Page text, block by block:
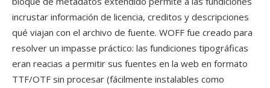
incrustar información de licencia, creditos y descripciones
qué viajan con el archivo de fuente. WOFF fue creado para
resolver un impasse práctico: las fundiciones tipográficas
eran reacias a permitir sus fuentes en la web en formato
TTF/OTF sin procesar (fácilmente instalables como